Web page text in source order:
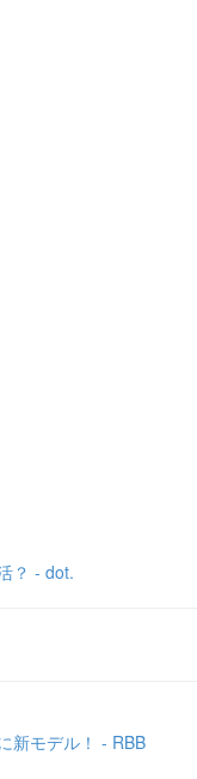
？ - dot.
新モデル！ - RBB